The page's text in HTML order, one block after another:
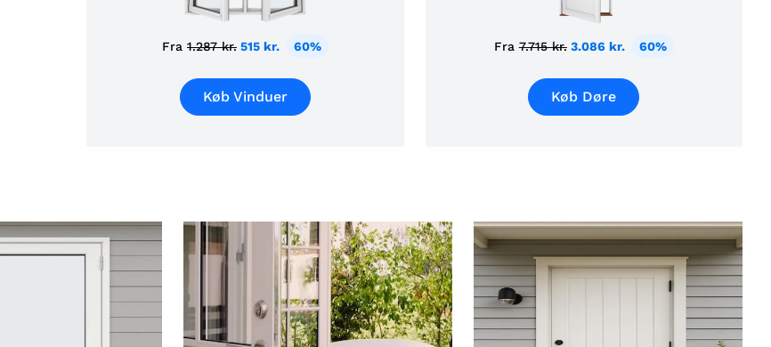
Fra 1.287 kr. 515 kr. 60%
Køb Vinduer
Fra 7.715 kr. 3.086 kr. 60%
Køb Døre